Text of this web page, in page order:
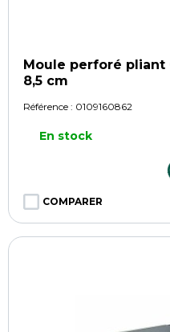
Moule perforé pliant
8,5 cm
Référence : 0109160862
En stock
COMPARER